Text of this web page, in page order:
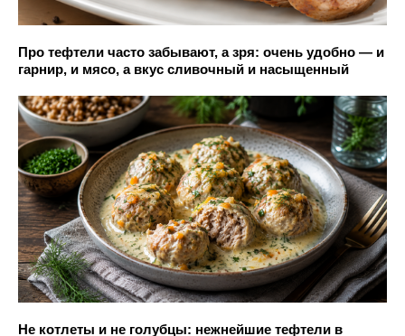
Про тефтели часто забывают, а зря: очень удобно — и
гарнир, и мясо, а вкус сливочный и насыщенный
Не котлеты и не голубцы: нежнейшие тефтели в